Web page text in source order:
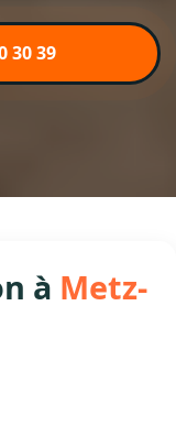
30 39
à Metz-